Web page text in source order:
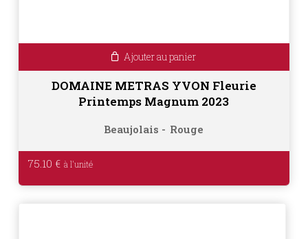
Ajouter au panier
DOMAINE METRAS YVON Fleurie
Printemps Magnum 2023
Beaujolais Rouge
75.10 €